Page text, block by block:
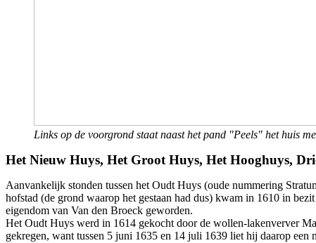
Links op de voorgrond staat naast het pand "Peels" het huis
Het Nieuw Huys, Het Groot Huys, Het Hooghuys,
Aanvankelijk stonden tussen het Oudt Huys (oude nummering
hofstad (de grond waarop het gestaan had dus) kwam in 1610 in
eigendom van Van den Broeck geworden.
Het Oudt Huys werd in 1614 gekocht door de wollen-lakenverver
gekregen, want tussen 5 juni 1635 en 14 juli 1639 liet hij daarop